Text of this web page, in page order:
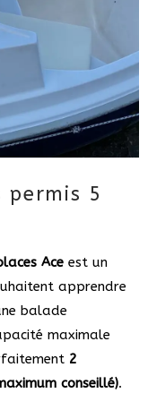
permis 5
Ace est un
apprendre
balade
maximale
2
conseillé).